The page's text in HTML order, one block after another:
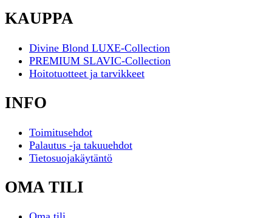
KAUPPA
Divine Blond LUXE-Collection
PREMIUM SLAVIC-Collection
Hoitotuotteet ja tarvikkeet
INFO
Toimitusehdot
Palautus -ja takuuehdot
Tietosuojakäytäntö
OMA TILI